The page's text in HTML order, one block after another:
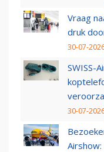
Vraag
druk
30-07-
SWISS-
30-07-